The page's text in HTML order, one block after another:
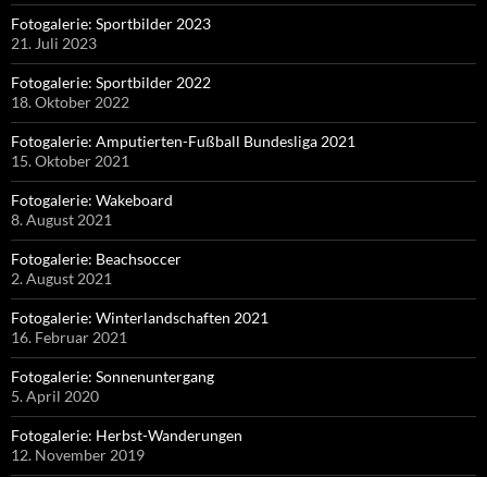
Fotogalerie: Sportbilder 2023
21. Juli 2023
Fotogalerie: Sportbilder 2022
18. Oktober 2022
Fotogalerie: Amputierten-Fußball Bundesliga 2021
15. Oktober 2021
Fotogalerie: Wakeboard
8. August 2021
Fotogalerie: Beachsoccer
2. August 2021
Fotogalerie: Winterlandschaften 2021
16. Februar 2021
Fotogalerie: Sonnenuntergang
5. April 2020
Fotogalerie: Herbst-Wanderungen
12. November 2019